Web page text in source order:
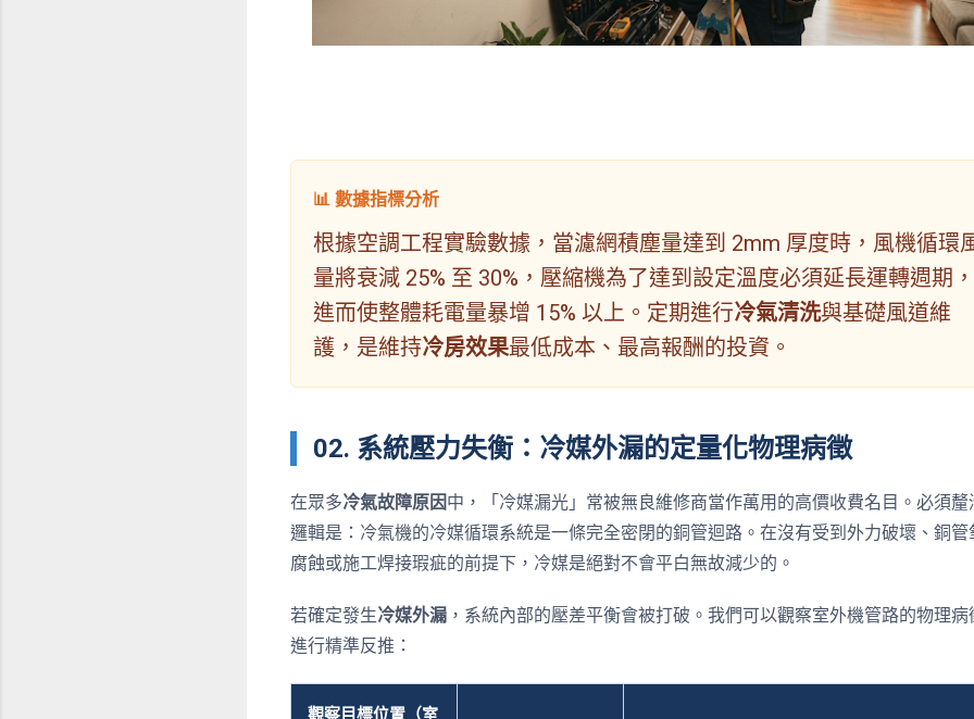
📊 數據指標分析
根據空調工程實驗數據，當濾網積塵量達到 2mm 厚度時，風機循環
量將衰減 25% 至 30%，壓縮機為了達到設定溫度必須延長運轉週期，
進而使整體耗電量暴增 15% 以上。定期進行冷氣清洗與基礎風道維
護，是維持冷房效果最低成本、最高報酬的投資。
02. 系統壓力失衡：冷媒外漏的定量化物理病徵
在眾多冷氣故障原因中，「冷媒漏光」常被無良維修商當作萬用的高價收費名目。必須釐
邏輯是：冷氣機的冷媒循環系統是一條完全密閉的銅管迴路。在沒有受到外力破壞、銅管
腐蝕或施工焊接瑕疵的前提下，冷媒是絕對不會平白無故減少的。
若確定發生冷媒外漏 ，系統內部的壓差平衡會被打破。我們可以觀察室外機管路的物理病
進行精準反推：
觀察目標位置（室